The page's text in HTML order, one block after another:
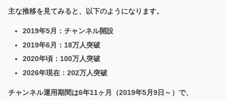
主な推移を見てみると、以下のようになります。
2019年5月：チャンネル開設
2019年6月：18万人突破
2020年頃：100万人突破
2026年現在：202万人突破
チャンネル運用期間は6年11ヶ月
（2019年5月9日～）で、